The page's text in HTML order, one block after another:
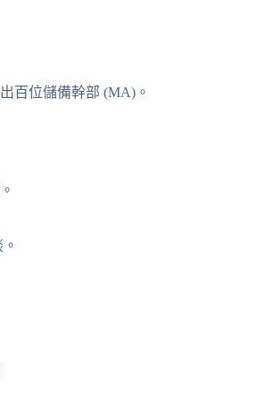
百位儲備幹部 (MA)。